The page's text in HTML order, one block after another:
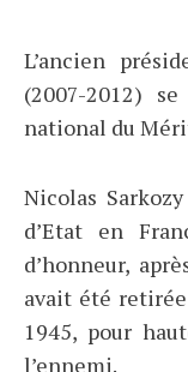
L’ancien
(2007-2012)
national du
Nicolas
d’Etat en
d’honneur,
avait été
1945, pour
l’ennemi.